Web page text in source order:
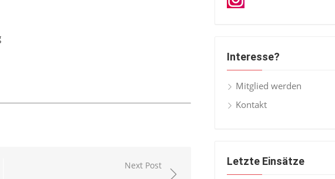
Next Post
Interesse?
Mitglied werden
Kontakt
Letzte Einsätze